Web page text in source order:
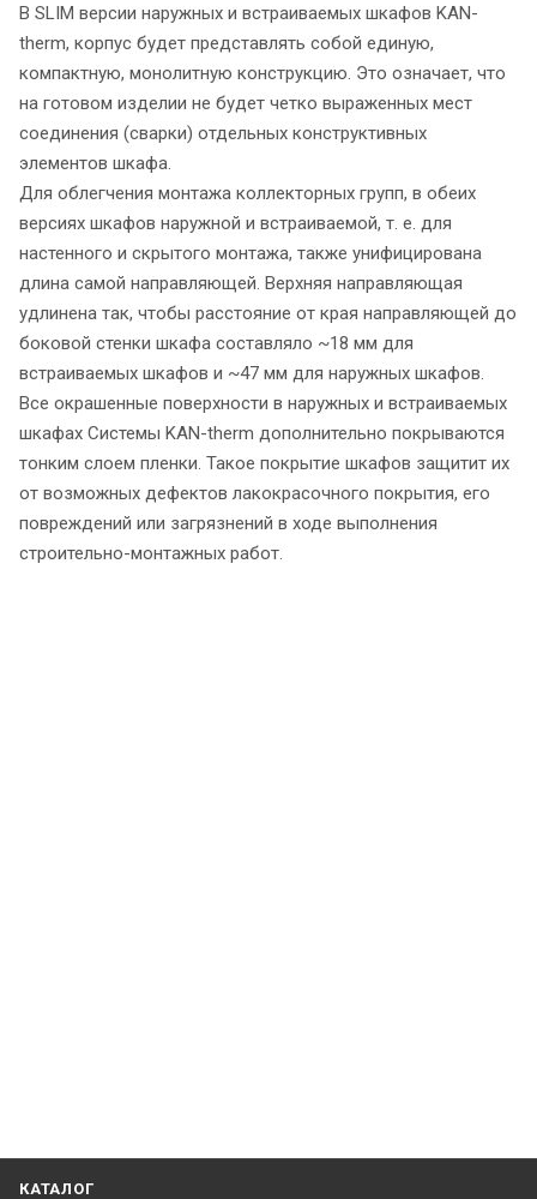
В SLIM версии наружных и встраиваемых шкафов KAN-
therm, корпус будет представлять собой единую,
компактную, монолитную конструкцию. Это означает, что
на готовом изделии не будет четко выраженных мест
соединения (сварки) отдельных конструктивных
элементов шкафа.
Для облегчения монтажа коллекторных групп, в обеих
версиях шкафов наружной и встраиваемой, т. е. для
настенного и скрытого монтажа, также унифицирована
длина самой направляющей. Верхняя направляющая
удлинена так, чтобы расстояние от края направляющей до
боковой стенки шкафа составляло ~18 мм для
встраиваемых шкафов и ~47 мм для наружных шкафов.
Все окрашенные поверхности в наружных и встраиваемых
шкафах Системы KAN-therm дополнительно покрываются
тонким слоем пленки. Такое покрытие шкафов защитит их
от возможных дефектов лакокрасочного покрытия, его
повреждений или загрязнений в ходе выполнения
строительно-монтажных работ.
КАТАЛОГ